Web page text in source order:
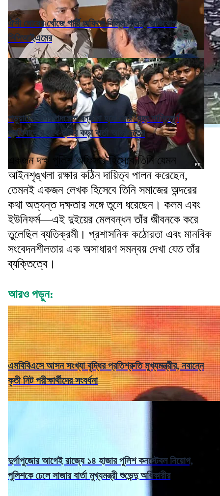
ঐশী ঘোষের খোঁজে পার্টি অফিসে দিল্লি পুলিশ, অভিযোগ
সিপিআইএমের
পড়ুয়াদের উপর পদক্ষেপ বন্ধ না হলে ফের 'বৃহৎ শান্তিপূর্ণ
প্রতিবাদে'র পথে হাঁটার কড়া বার্তা অভিজিতের
একজন দক্ষ পুলিশ অফিসার হিসেবে তিনি যেমন
আইনশৃঙ্খলা রক্ষার কঠিন দায়িত্ব পালন করেছেন,
তেমনই একজন লেখক হিসেবে তিনি সমাজের অন্দরের
কথা অত্যন্ত দক্ষতার সঙ্গে তুলে ধরেছেন। কলম এবং
ইউনিফর্ম—এই দুইয়ের মেলবন্ধন তাঁর জীবনকে করে
তুলেছিল ব্যতিক্রমী। প্রশাসনিক কঠোরতা এবং মানবিক
সংবেদনশীলতার এক অসাধারণ সমন্বয় দেখা যেত তাঁর
ব্যক্তিত্বে।
আরও পড়ুন:
এমবিবিএসে আসন সংখ্যা বৃদ্ধির প্রতিশ্রুতি মুখ্যমন্ত্রীর, নবান্নে
কৃতী নিট পরীক্ষার্থীদের সংবর্ধনা
দুর্গাপুজোর আগেই রাজ্যে ১৪ হাজার পুলিশ কনস্টেবল নিয়োগ,
পুলিশকে ঢেলে সাজার বার্তা মুখ্যমন্ত্রী শুভেন্দু অধিকারীর